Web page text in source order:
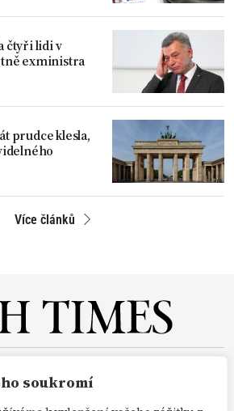
soukromí
čtyři lidi v
exministra
prudce klesla,
Více článků